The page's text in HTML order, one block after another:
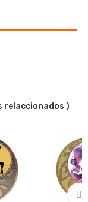
relaccionados )